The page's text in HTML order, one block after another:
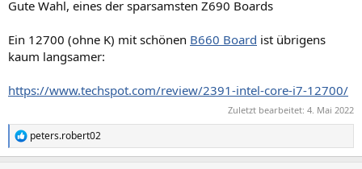
Gute Wahl, eines der sparsamsten Z690 Boards
Ein 12700 (ohne K) mit schönen B660 Board ist übrigens
kaum langsamer:
https://www.techspot.com/review/2391-intel-core-i7-12700/
Zuletzt bearbeitet: 4. Mai 2022
R
e
peters.robert02